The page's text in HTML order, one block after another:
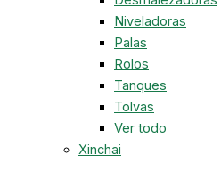
Niveladoras
Palas
Rolos
Tanques
Tolvas
Ver todo
Xinchai